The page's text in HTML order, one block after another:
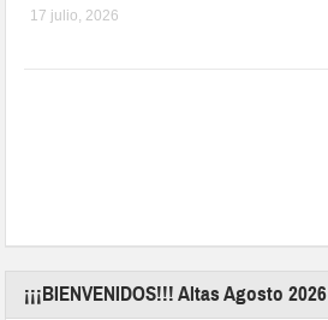
17 julio, 2026
¡¡¡BIENVENIDOS!!! Altas Agosto 2026